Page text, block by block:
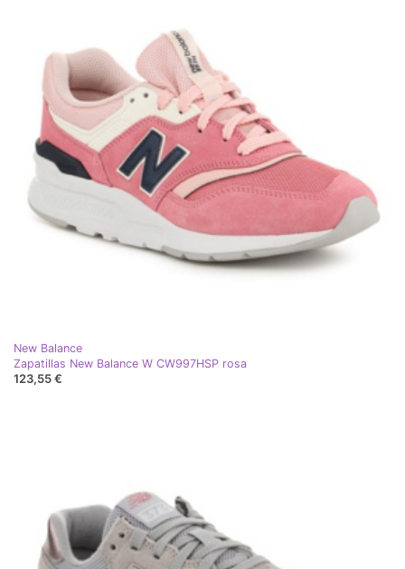
New Balance
Zapatillas New Balance W CW997HSP rosa
123,55 €